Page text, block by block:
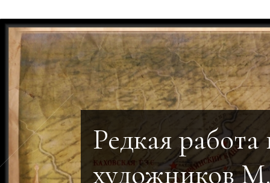
Редкая
художников